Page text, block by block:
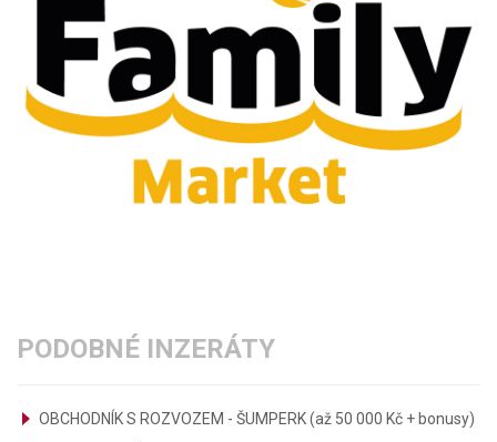
PODOBNÉ INZERÁTY
OBCHODNÍK S ROZVOZEM - ŠUMPERK (až 50 000 Kč + bonusy)